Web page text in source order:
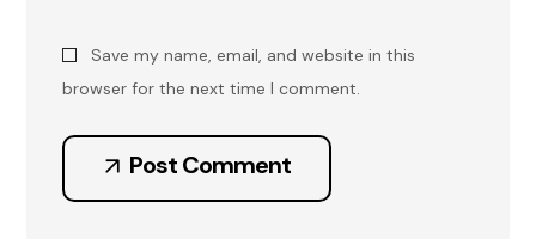
Save my name, email, and website in this
browser for the next time I comment.
Post Comment